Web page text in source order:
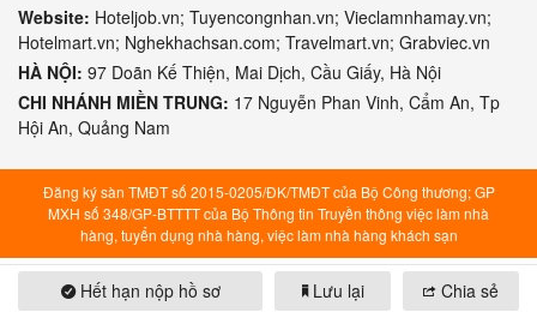
Hết hạn nộp hồ sơ Lưu lại Chia sẻ
Website: Hoteljob.vn; Tuyencongnhan.vn; Vieclamnhamay.vn;
Hotelmart.vn; Nghekhachsan.com; Travelmart.vn; Grabviec.vn
HÀ NỘI: 97 Doãn Kế Thiện, Mai Dịch, Cầu Giấy, Hà Nội
CHI NHÁNH MIỀN TRUNG: 17 Nguyễn Phan Vinh, Cẩm An, Tp
Hội An, Quảng Nam
Đăng ký sàn TMĐT số 2015-0205/ĐK/TMĐT của Bộ Công thương; GP
MXH số 348/GP-BTTTT của Bộ Thông tin Truyền thông việc làm nhà
hàng, tuyển dụng nhà hàng, việc làm nhà hàng khách sạn